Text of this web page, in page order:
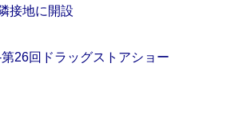
接地に開設
26回ドラッグストアショー